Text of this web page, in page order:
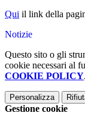
Qui il link della
Notizie
Questo sito o gli
cookie necessari al
COOKIE POLICY.
Personalizza
Gestione cookie